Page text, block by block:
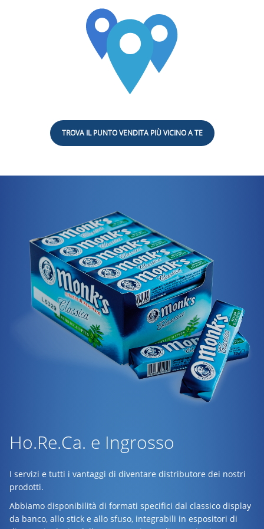
TROVA IL PUNTO VENDITA PIÙ VICINO A TE
Ho.Re.Ca. e Ingrosso
I servizi e tutti i vantaggi di diventare distributore dei nostri
prodotti.
Abbiamo disponibilità di formati specifici dal classico display
da banco, allo stick e allo sfuso, integrabili in espositori di